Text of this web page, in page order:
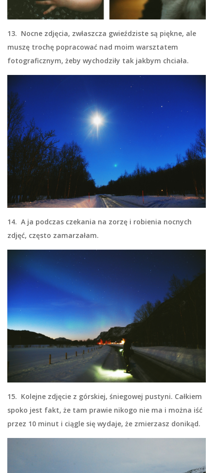
13. Nocne zdjęcia, zwłaszcza gwieździste są piękne, ale
muszę trochę popracować nad moim warsztatem
fotograficznym, żeby wychodziły tak jakbym chciała.
14. A ja podczas czekania na zorzę i robienia nocnych
zdjęć, często zamarzałam.
15. Kolejne zdjęcie z górskiej, śniegowej pustyni. Całkiem
spoko jest fakt, że tam prawie nikogo nie ma i można iść
przez 10 minut i ciągle się wydaje, że zmierzasz donikąd.